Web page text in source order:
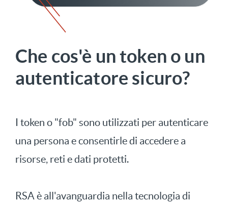
Che cos'è un token o un
autenticatore sicuro?
I token o "fob" sono utilizzati per autenticare
una persona e consentirle di accedere a
risorse, reti e dati protetti.
RSA è all'avanguardia nella tecnologia di